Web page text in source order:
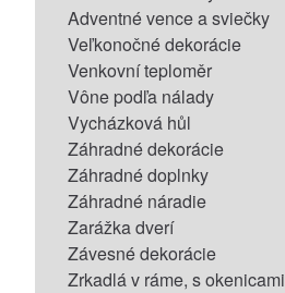
Adventné vence a sviečky
Veľkonočné dekorácie
Venkovní teploměr
Vône podľa nálady
Vycházková hůl
Záhradné dekorácie
Záhradné doplnky
Záhradné náradie
Zarážka dverí
Závesné dekorácie
Zrkadlá v ráme, s okenicami